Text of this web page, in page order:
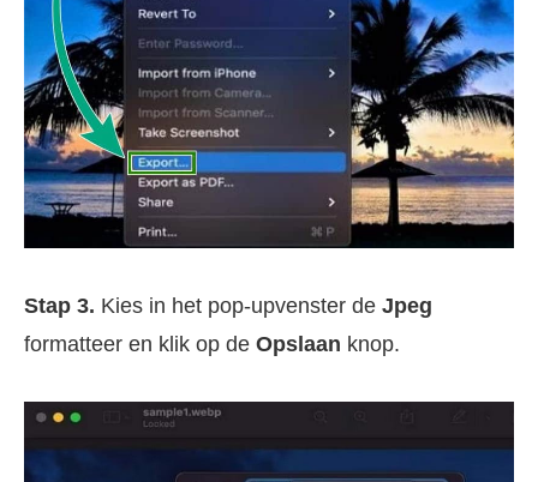
Stap 3. Kies in het pop-upvenster de Jpeg
formatteer en klik op de Opslaan knop.